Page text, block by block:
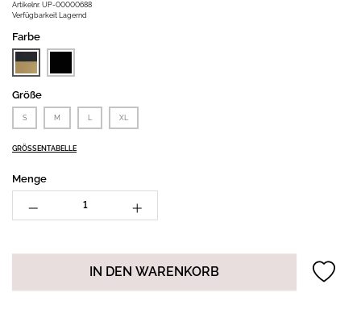
Artikelnr. UP-00000688
Verfügbarkeit Lagernd
Farbe
Größe
S M L XL
GRÖSSENTABELLE
Menge
IN DEN WARENKORB